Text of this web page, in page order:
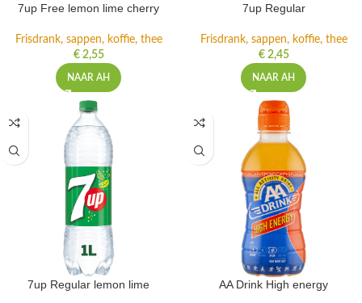
7up Free lemon lime cherry
Frisdrank, sappen, koffie, thee
€2,55
NAAR AH
7up Regular
Frisdrank, sappen, koffie, thee
€2,45
NAAR AH
7up Regular lemon lime AA Drink High energy